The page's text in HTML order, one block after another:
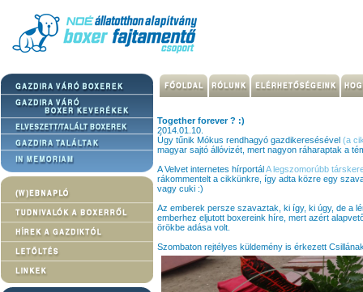
Together forever ? :)
2014.01.10.
Úgy tűnik Mókus rendhagyó gazdikeresésével (a
magyar sajtó állóvizét, mert nagyon ráharaptak a
A Velvet internetes hírportálA legszomorúbb
rákommentelt a cikkünkre, így adta közre egy
vagy cuki :)
Az emberek persze szavaztak, ki így, ki úgy, de a
emberhez eljutott boxereink híre, mert azért
örökbe adása volt.
Szombaton rejtélyes küldemény is érkezett